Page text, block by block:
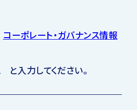
コーポレート・ガバナンス情報
入力してください。